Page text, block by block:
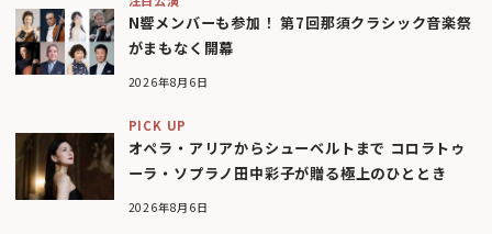
N響メンバーも参加！ 第7回那須クラシック音楽祭
がまもなく開幕
2026年8月6日
PICK UP
オペラ・アリアからシューベルトまで コロラトゥ
ーラ・ソプラノ田中彩子が贈る極上のひととき
2026年8月6日